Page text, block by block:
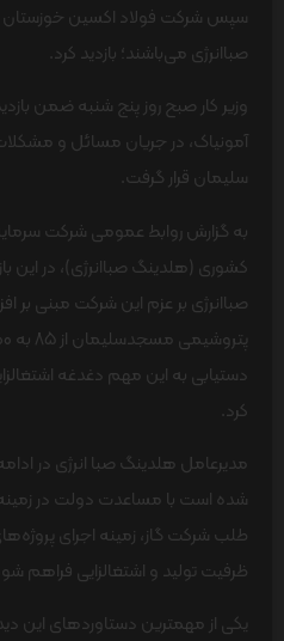
سپس شرکت فولاد اکسین خوزستان
صباانرژی می‌باشند؛ بازدید کرد.
وزیر کار صبح روز پنج شنبه ضمن
آمونیاک، در جریان مسائل و
سلیمان قرار گرفت.
به گزارش روابط عمومی شرکت
کشوری (هلدینگ صباانرژی)، در این
صباانرژی بر عزم این شرکت مبنی
دستیابی به این مهم دغدغه
کرد.
مدیرعامل هلدینگ صبا انرژی در
شده است با مساعدت دولت در
طلب شرکت گاز، زمینه اجرای
ظرفیت تولید و اشتغالزایی فراهم
یکی از مهمترین دستاوردهای این